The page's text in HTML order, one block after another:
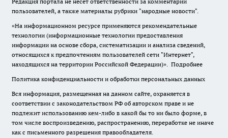
пользователей, а также материалы рубрики "народные новости".
«На информационном ресурсе применяются рекомендательные
технологии (информационные технологии предоставления
информации на основе сбора, систематизации и анализа сведений,
относящихся к предпочтениям пользователей сети "Интернет",
находящихся на территории Российской Федерации)». Подробнее
Политика конфиденциальности и обработки персональных данных
Вся информация, размещенная на данном сайте, охраняется в
соответствии с законодательством РФ об авторском праве и не
подлежит использованию кем-либо в какой бы то ни было форме, в
том числе воспроизведению, распространению, переработке не иначе
как с письменного разрешения правообладателя.